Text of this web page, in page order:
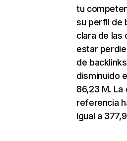
tu
su perfil de
clara de las
estar
de
disminuido
86,23 M.
referencia
igual a